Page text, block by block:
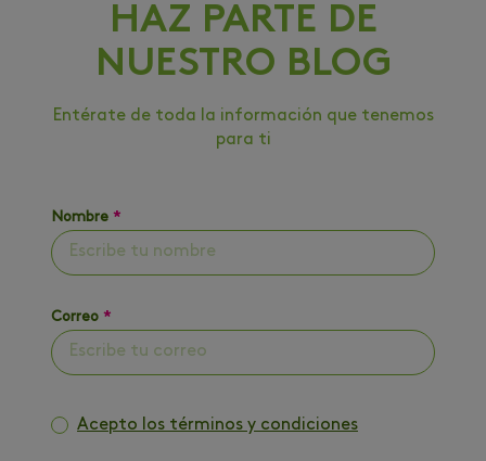
HAZ PARTE DE
NUESTRO BLOG
Entérate de toda la información que tenemos
para ti
Nombre *
Correo *
Acepto los términos y condiciones